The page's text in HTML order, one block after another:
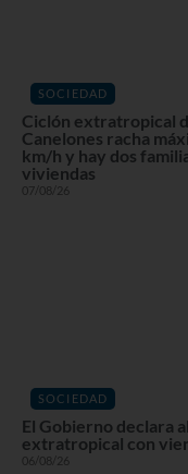
SOCIEDAD
Ciclón extratropical
Canelones racha
km/h y hay dos
viviendas
07/08/26
SOCIEDAD
El Gobierno declara
extratropical con
06/08/26